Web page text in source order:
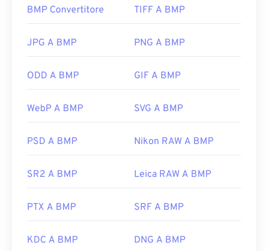
grandi dimensioni.
Come aprire un file BMP?
dispositivo o indipendente. Il formato BMP si apre
spesso associato ai sistemi operativi Microsoft.
formato BMP indipendente dal dispositivo, o
sistemi operativi o applicazioni.
Oltre ad aprire i file BMP, è possibile utilizzarne
è necessario convertire il file BMP in un'immagine
BMP Convertitore TIFF A BMP
JPG A BMP PNG A BMP
ODD A BMP GIF A BMP
WebP A BMP SVG A BMP
PSD A BMP Nikon RAW A BMP
SR2 A BMP Leica RAW A BMP
PTX A BMP SRF A BMP
KDC A BMP DNG A BMP